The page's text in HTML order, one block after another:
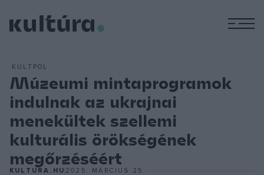
KULTPOL
Múzeumi mintaprogramok
indulnak az ukrajnai
menekültek szellemi
kulturális örökségének
megőrzéséért
KULTURA.HU 2025. MÁRCIUS 25.